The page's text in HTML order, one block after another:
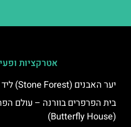
אטרקציות
יער האבנים (Stone Forest) ליד ורנה
בית הפרפרים בוורנה – עולם
(Butterfly House)